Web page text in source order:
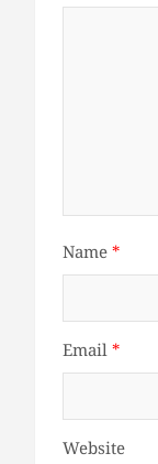
Name*
Email*
Website